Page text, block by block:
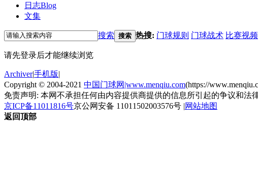
日志Blog
文集
搜索 搜索 热搜: 门球规则 门球战术 比赛视频
请先登录后才能继续浏览
Archiver|手机版|
Copyright © 2004-2021 中国门球网|www.menqiu.com(https://
免责声明: 本网不承担任何由内容提供商提供的信息所引起的争议和法律
京ICP备11011816号京公网安备 11011502003576号 |网站地图
返回顶部